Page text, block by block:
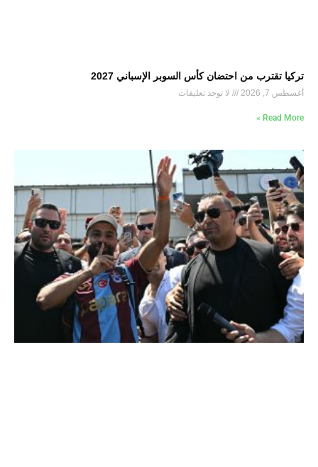
تركيا تقترب من احتضان كأس السوبر الإسباني 2027
أغسطس 7, 2026 لا توجد تعليقات
Read More »